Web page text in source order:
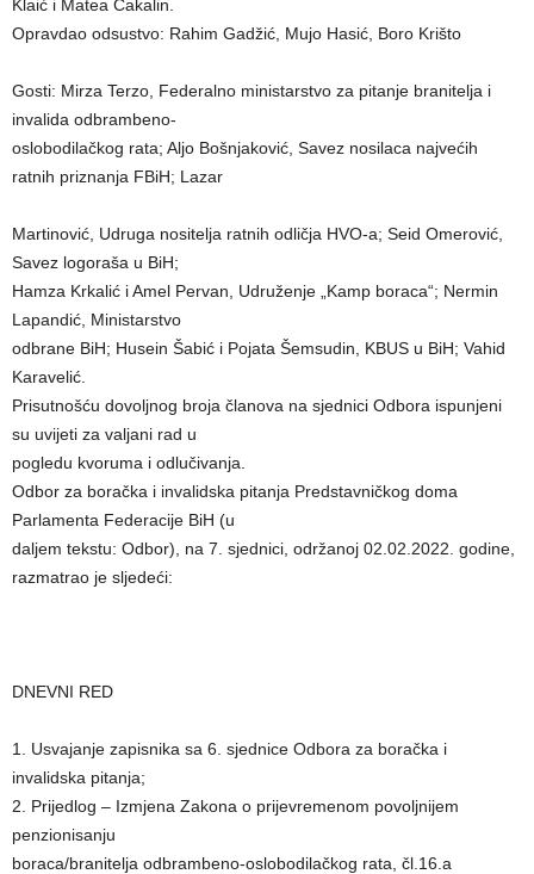
Klaić i Matea Cakalin.
Opravdao odsustvo: Rahim Gadžić, Mujo Hasić, Boro Krišto
Gosti: Mirza Terzo, Federalno ministarstvo za pitanje branitelja i
invalida odbrambeno-
oslobodilačkog rata; Aljo Bošnjaković, Savez nosilaca najvećih
ratnih priznanja FBiH; Lazar
Martinović, Udruga nositelja ratnih odličja HVO-a; Seid Omerović,
Savez logoraša u BiH;
Hamza Krkalić i Amel Pervan, Udruženje „Kamp boraca“; Nermin
Lapandić, Ministarstvo
odbrane BiH; Husein Šabić i Pojata Šemsudin, KBUS u BiH; Vahid
Karavelić.
Prisutnošću dovoljnog broja članova na sjednici Odbora ispunjeni
su uvijeti za valjani rad u
pogledu kvoruma i odlučivanja.
Odbor za boračka i invalidska pitanja Predstavničkog doma
Parlamenta Federacije BiH (u
daljem tekstu: Odbor), na 7. sjednici, održanoj 02.02.2022. godine,
razmatrao je sljedeći:
DNEVNI RED
1. Usvajanje zapisnika sa 6. sjednice Odbora za boračka i
invalidska pitanja;
2. Prijedlog – Izmjena Zakona o prijevremenom povoljnijem
penzionisanju
boraca/branitelja odbrambeno-oslobodilačkog rata, čl.16.a